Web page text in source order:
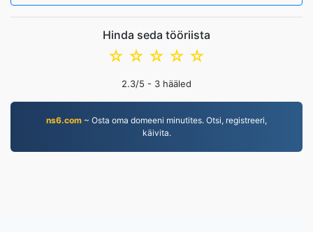
Hinda seda tööriista
☆
☆
☆
☆
☆
2.3/5 - 3 hääled
ns6.com ~ Osta oma domeeni minutites. Otsi, registreeri,
käivita.